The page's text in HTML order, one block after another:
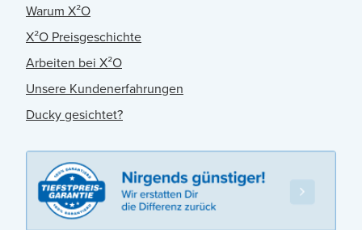
Warum X²O
X²O Preisgeschichte
Arbeiten bei X²O
Unsere Kundenerfahrungen
Ducky gesichtet?